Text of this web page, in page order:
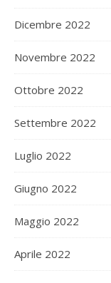
Dicembre 2022
Novembre 2022
Ottobre 2022
Settembre 2022
Luglio 2022
Giugno 2022
Maggio 2022
Aprile 2022